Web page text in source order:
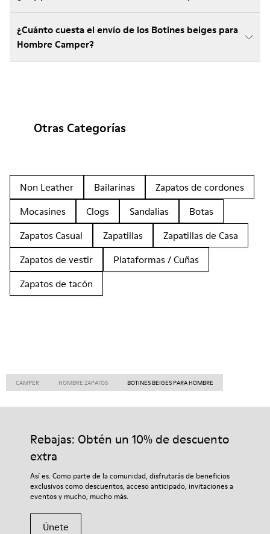
¿Cuánto cuesta el envío de los Botines beiges para
Hombre Camper?
Otras Categorías
Non Leather Bailarinas
Zapatos de cordones
Mocasines
Clogs Sandalias
Botas
Zapatos Casual
Zapatillas
Zapatillas de Casa
Zapatos de vestir
Plataformas / Cuñas
Zapatos de tacón
CAMPER HOMBRE ZAPATOS BOTINES BEIGES PARA HOMBRE
Rebajas: Obtén un 10% de descuento
extra
Así es. Como parte de la comunidad, disfrutarás de beneficios
exclusivos como descuentos, acceso anticipado, invitaciones a
eventos y mucho, mucho más.
Únete